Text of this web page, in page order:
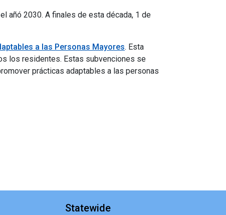
añó 2030. A finales de esta década, 1 de
a las Personas Mayores. Esta
los residentes. Estas subvenciones se
prácticas adaptables a las personas
Statewide